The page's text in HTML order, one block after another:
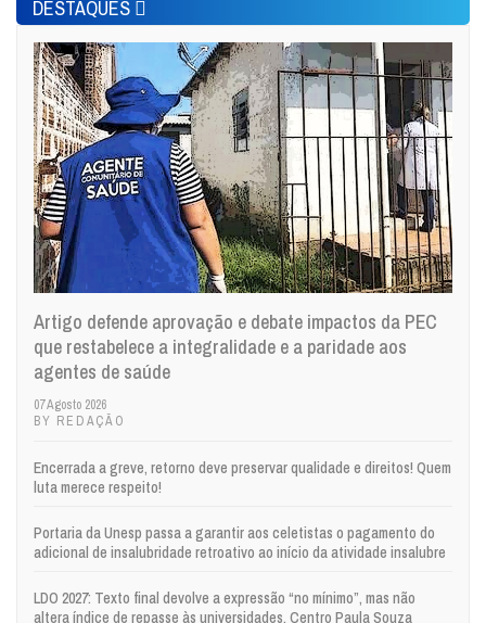
DESTAQUES
Artigo defende aprovação e debate impactos da PEC
que restabelece a integralidade e a paridade aos
agentes de saúde
07 Agosto 2026
BY REDAÇÃO
Encerrada a greve, retorno deve preservar qualidade e direitos! Quem
luta merece respeito!
Portaria da Unesp passa a garantir aos celetistas o pagamento do
adicional de insalubridade retroativo ao início da atividade insalubre
LDO 2027: Texto final devolve a expressão “no mínimo”, mas não
altera índice de repasse às universidades. Centro Paula Souza